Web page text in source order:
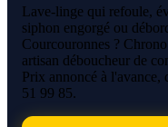
Lave-linge qui refoule,
siphon engorgé ou
Courcouronnes ?
artisan déboucheur de
Prix annoncé à
51 99 85.